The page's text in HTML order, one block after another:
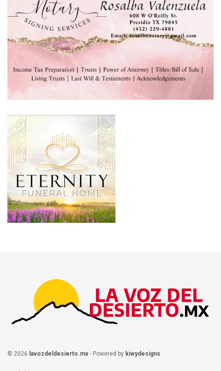
© 2026 lavozdeldesierto.mx - Powered by kiwydesigns